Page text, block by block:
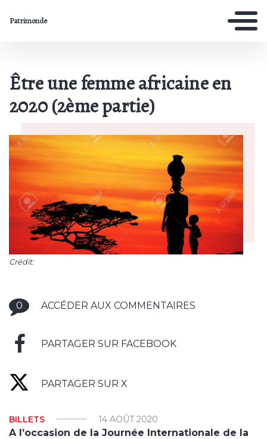
Patrimonde
Être une femme africaine en
2020 (2ème partie)
Crédit:
0 ACCÉDER AUX COMMENTAIRES
PARTAGER SUR FACEBOOK
PARTAGER SUR X
BILLETS 14 AOÛT 2020
A l’occasion de la Journée Internationale de la